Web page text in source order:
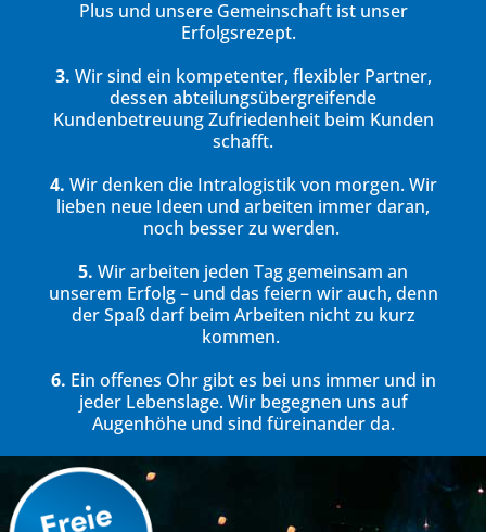
Plus und unsere Gemeinschaft ist unser
Erfolgsrezept.
3. Wir sind ein kompetenter, flexibler Partner,
dessen abteilungsübergreifende
Kundenbetreuung Zufriedenheit beim Kunden
schafft.
4. Wir denken die Intralogistik von morgen.Wir
lieben neue Ideen und arbeiten immer daran,
noch besser zu werden.
5. Wir arbeiten jeden Tag gemeinsam an
unserem Erfolg – und das feiern wir auch, denn
der Spaß darf beim Arbeiten nicht zu kurz
kommen.
6. Ein offenes Ohr gibt es bei uns immer und in
jeder Lebenslage. Wir begegnen uns auf
Augenhöhe und sind füreinander da.